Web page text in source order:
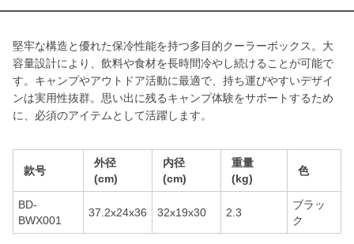
堅牢な構造と優れた保冷性能を持つ多目的クーラーボックス。大
容量設計により、飲料や食材を長時間冷やし続けることが可能で
す。キャンプやアウトドア活動に最適で、持ち運びやすいデザイ
ンは実用性抜群。思い出に残るキャンプ体験をサポートするため
に、必須のアイテムとして活躍します。
款号
外径
(cm)
内径
(cm)
重量
(kg)
色
BD-
BWX001
37.2x24x36 32x19x30 2.3
ブラッ
ク